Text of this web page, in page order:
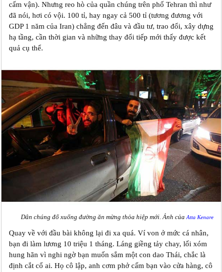
cấm vận). Nhưng reo hò của quần chúng trên phố Tehran thì như
đã nói, hơi có vội. 100 tỉ, hay ngay cả 500 tỉ (tương đương với
GDP 1 năm của Iran) chẳng đến đâu và đầu tư, trao đổi, xây dựng
hạ tầng, cần thời gian và những thay đổi tiếp mới thấy được kết
quả cụ thể.
Dân chúng đổ xuống đường ăn mừng thỏa hiệp mới. Ảnh củaAtta Kenare
Quay về với đầu bài không lại đi xa quá. Ví von ở mức cá nhân,
bạn đi làm lương 10 triệu 1 tháng. Láng giềng tảy chay, lối xóm
hung hãn vì nghi ngờ bạn muốn sắm một con dao Thái, chắc là
định cắt cổ ai. Họ cô lập, anh cơm phở cấm bạn vào cửa hàng, cô